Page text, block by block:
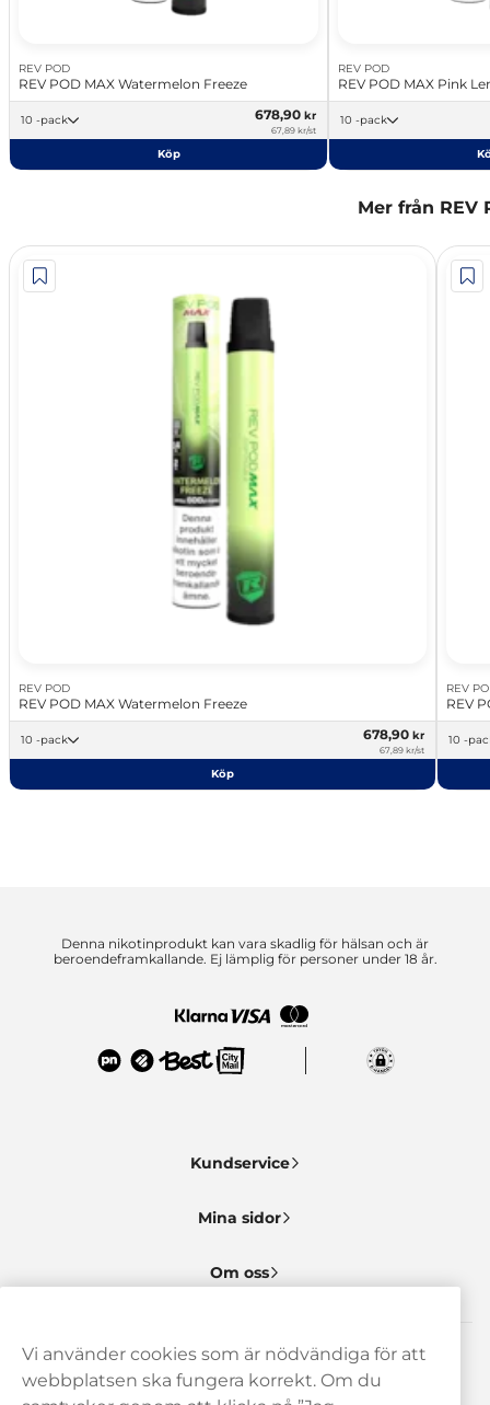
REV POD
REV POD MAX Watermelon Freeze
10 -pack 678,90 kr
67,89 kr/st
Köp
REV POD
REV POD MAX Pink
10 -pack
Mer från REV
REV POD
REV POD MAX Watermelon Freeze
10 -pack 678,90 kr
67,89 kr/st
Köp
REV
REV
10 -
Denna nikotinprodukt kan vara skadlig för hälsan och är
beroendeframkallande. Ej lämplig för personer under 18 år.
Behöver du hjälp? Kontakta oss gärna!
Kundservice
Mina sidor
Om oss
Vi använder cookies som är nödvändiga för att
webbplatsen ska fungera korrekt. Om du